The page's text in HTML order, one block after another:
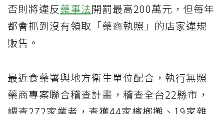
否則將違反藥事法開罰最高200萬元，但每年
都會抓到沒有領取「藥商執照」的店家違規
販售。
最近食藥署與地方衛生單位配合，執行無照
藥商專案聯合稽查計畫，稽查全台22縣市，